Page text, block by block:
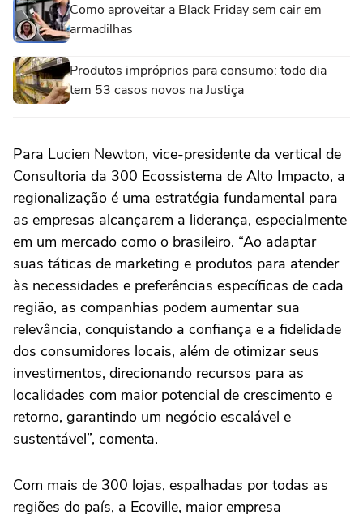
Como aproveitar a Black Friday sem cair em
armadilhas
Produtos impróprios para consumo: todo dia
tem 53 casos novos na Justiça
Para Lucien Newton, vice-presidente da vertical de
Consultoria da 300 Ecossistema de Alto Impacto, a
regionalização é uma estratégia fundamental para
as empresas alcançarem a liderança, especialmente
em um mercado como o brasileiro. “Ao adaptar
suas táticas de marketing e produtos para atender
às necessidades e preferências específicas de cada
região, as companhias podem aumentar sua
relevância, conquistando a confiança e a fidelidade
dos consumidores locais, além de otimizar seus
investimentos, direcionando recursos para as
localidades com maior potencial de crescimento e
retorno, garantindo um negócio escalável e
sustentável”, comenta.
Com mais de 300 lojas, espalhadas por todas as
regiões do país, a Ecoville, maior empresa